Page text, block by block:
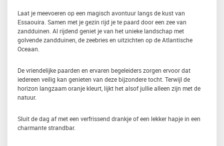
Laat je meevoeren op een magisch avontuur langs de kust van
Essaouira. Samen met je gezin rijd je te paard door een zee van
zandduinen. Al rijdend geniet je van het unieke landschap met
golvende zandduinen, de zeebries en uitzichten op de Atlantische
Oceaan.
De vriendelijke paarden en ervaren begeleiders zorgen ervoor dat
iedereen veilig kan genieten van deze bijzondere tocht. Terwijl de
horizon langzaam oranje kleurt, lijkt het alsof jullie alleen zijn met de
natuur.
Sluit de dag af met een verfrissend drankje of een lekker hapje in een
charmante strandbar.